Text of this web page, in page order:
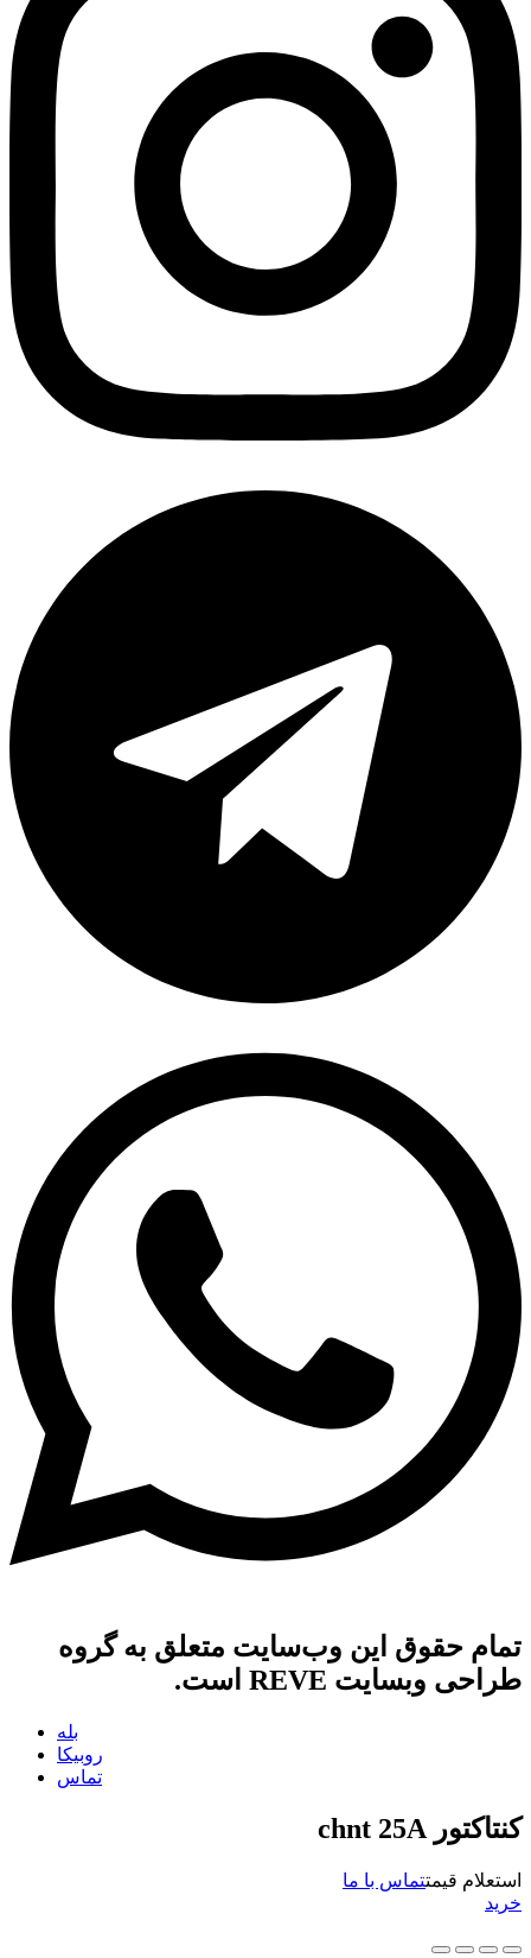
تمام حقوق این وب‌سایت متعلق به گروه
طراحی وبسایت REVE است.
بله
روبیکا
تماس
کنتاکتور chnt 25A
استعلام قیمتتماس با ما
خرید